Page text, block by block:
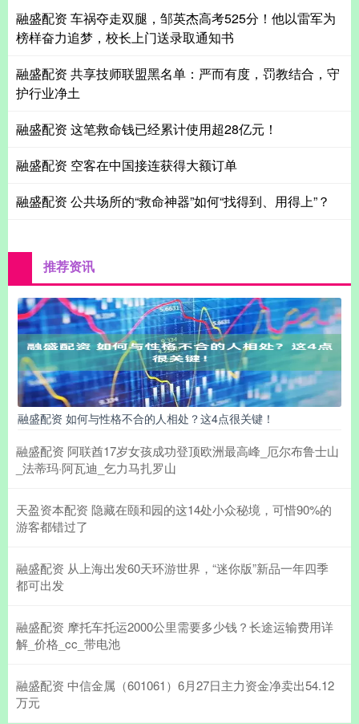
融盛配资 车祸夺走双腿，邹英杰高考525分！他以雷军为
榜样奋力追梦，校长上门送录取通知书
融盛配资 共享技师联盟黑名单：严而有度，罚教结合，守
护行业净土
融盛配资 这笔救命钱已经累计使用超28亿元！
融盛配资 空客在中国接连获得大额订单
融盛配资 公共场所的“救命神器”如何“找得到、用得上”？
推荐资讯
融盛配资 如何与性格不合的人相处？这4点很关键！
融盛配资 阿联酋17岁女孩成功登顶欧洲最高峰_厄尔布鲁士山
_法蒂玛·阿瓦迪_乞力马扎罗山
天盈资本配资 隐藏在颐和园的这14处小众秘境，可惜90%的
游客都错过了
融盛配资 从上海出发60天环游世界，“迷你版”新品一年四季
都可出发
融盛配资 摩托车托运2000公里需要多少钱？长途运输费用详
解_价格_cc_带电池
融盛配资 中信金属（601061）6月27日主力资金净卖出54.12
万元